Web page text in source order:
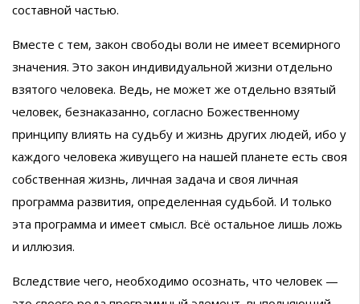
составной частью.
Вместе с тем, закон свободы воли не имеет всемирного
значения. Это закон индивидуальной жизни отдельно
взятого человека. Ведь, не может же отдельно взятый
человек, безнаказанно, согласно Божественному
принципу влиять на судьбу и жизнь других людей, ибо у
каждого человека живущего на нашей планете есть своя
собственная жизнь, личная задача и своя личная
программа развития, определенная судьбой. И только
эта программа и имеет смысл. Всё остальное лишь ложь
и иллюзия.
Вследствие чего, необходимо осознать, что человек —